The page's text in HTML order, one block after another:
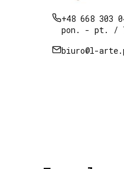
+48 668 303
pon. - pt. /
biuro@l-